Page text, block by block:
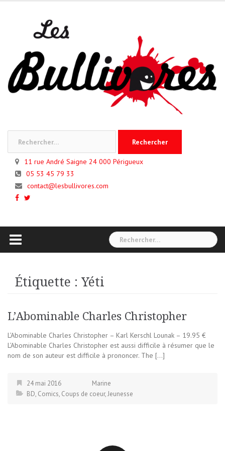
11 rue André Saigne 24 000 Périgueux
05 53 45 79 33
contact@lesbullivores.com
Rechercher :
Étiquette : Yéti
L’Abominable Charles Christopher
L’Abominable Charles Christopher – Karl Kerschl Lounak – 19.95 €
L’Abominable Charles Christopher est aussi difficile à résumer que le
nom de son auteur est difficile à prononcer. The […]
24 mai 2016
Marine
BD, Comics, Coups de coeur,Jeunesse